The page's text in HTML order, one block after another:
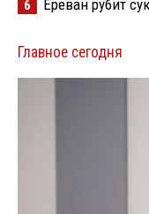
6 Ереван рубит
Главное сегодня